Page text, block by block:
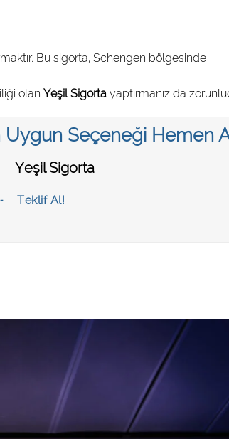
Bu sigorta, Schengen bölgesinde
olan Yeşil Sigorta yaptırmanız da
Uygun Seçeneği Hemen
Yeşil Sigorta
Teklif Al!